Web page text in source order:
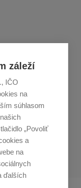
záleží
IČO
na
súhlasom
„Povoliť
a
na
ďalších